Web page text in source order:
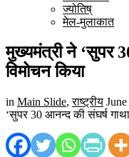
ज्योतिष्
मेल-मुलाकात
मुख्यमंत्री ने ‘सुपर
विमोचन किया
in Main Slide,राष्ट्रीय
‘सुपर 30 आनन्द की संघर्ष